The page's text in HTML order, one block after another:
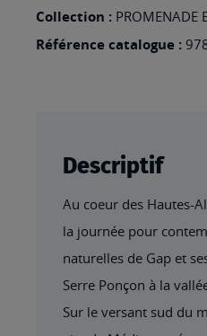
Collection : PROMENADE
Référence catalogue :
Descriptif
Au coeur des Hautes-
la journée pour
naturelles de Gap et
Serre Ponçon à la
Sur le versant sud du